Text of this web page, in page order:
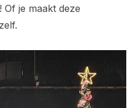
! Of je maakt deze